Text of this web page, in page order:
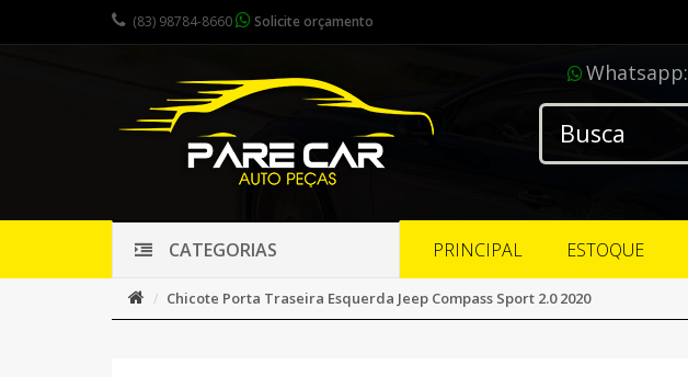
(83) 98784-8660 Solicite orçamento
Whatsapp:
CATEGORIAS PRINCIPAL ESTOQUE
Chicote Porta Traseira Esquerda Jeep Compass Sport 2.0 2020